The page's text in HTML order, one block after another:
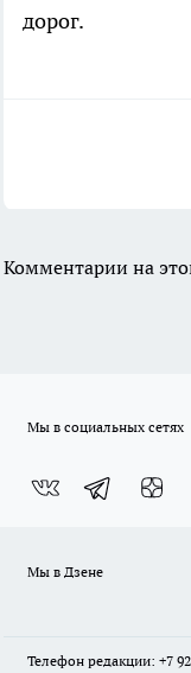
дорог.
Комментарии на
Мы в социальных сетях
Мы в Дзене
Телефон редакции: +7